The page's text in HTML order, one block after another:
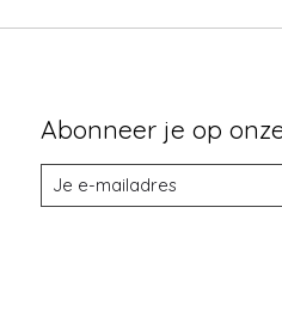
Abonneer je op